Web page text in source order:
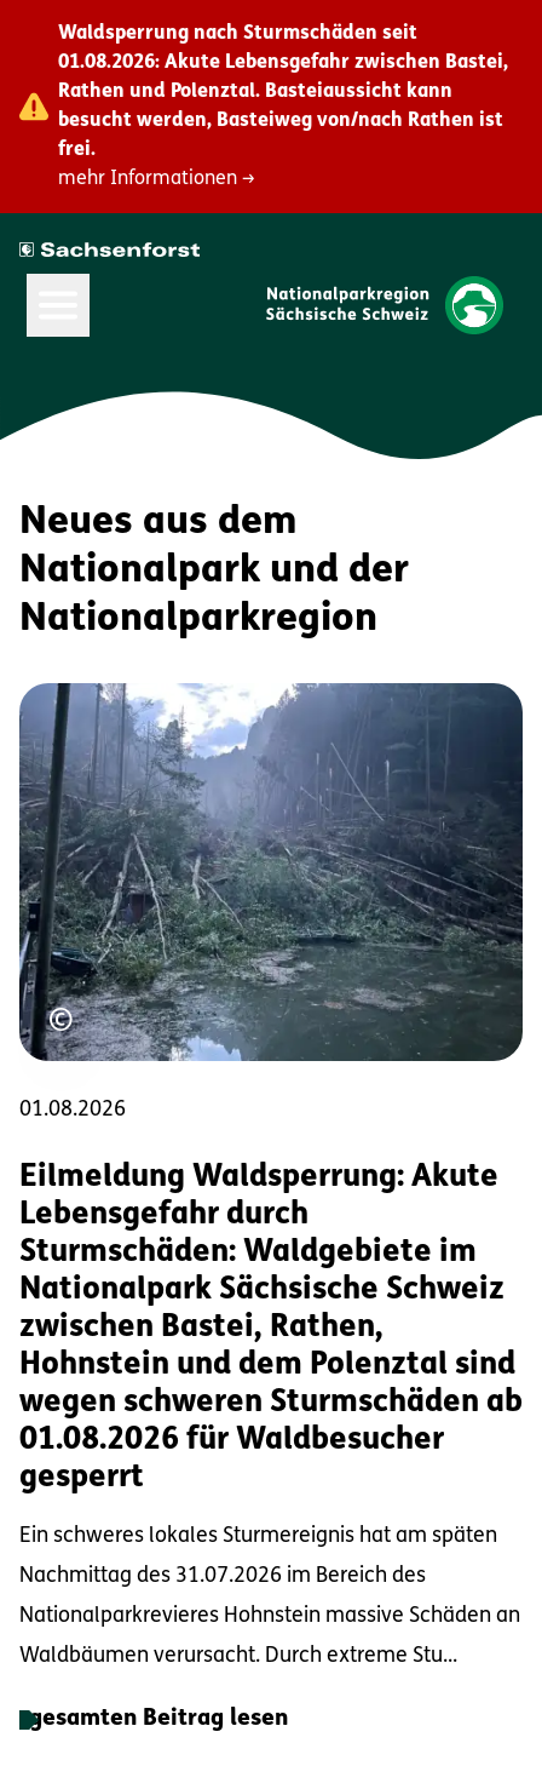
Waldsperrung nach Sturmschäden seit
01.08.2026: Akute Lebensgefahr zwischen Bastei,
Rathen und Polenztal. Basteiaussicht kann
besucht werden, Basteiweg von/nach Rathen ist
frei.
mehr Informationen →
Neues aus dem
Nationalpark und der
Nationalparkregion
©Urheberrecht
01.08.2026
Eilmeldung Waldsperrung: Akute
Lebensgefahr durch
Sturmschäden: Waldgebiete im
Nationalpark Sächsische Schweiz
zwischen Bastei, Rathen,
Hohnstein und dem Polenztal sind
wegen schweren Sturmschäden ab
01.08.2026 für Waldbesucher
gesperrt
Ein schweres lokales Sturmereignis hat am späten
Nachmittag des 31.07.2026 im Bereich des
Nationalparkrevieres Hohnstein massive Schäden an
Waldbäumen verursacht. Durch extreme Stu...
gesamten Beitrag lesen